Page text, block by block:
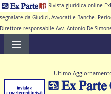
Rivista giuridica online
segnalate da Giudici, Avvocati e Banche.
Direttore responsabile Avv. Antonio De
Ultimo